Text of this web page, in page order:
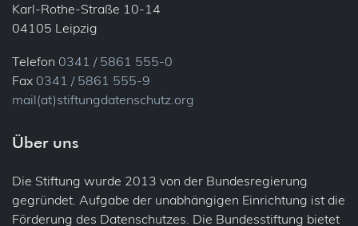
Karl-Rothe-Straße 10-14
04105 Leipzig
Telefon 0341 / 5861 555-0
Fax 0341 / 5861 555-9
mail(at)stiftungdatenschutz.org
Über uns
Die Stiftung wurde 2013 von der Bundesregierung
gegründet. Aufgabe der unabhängigen Einrichtung ist die
Förderung des Datenschutzes. Die Bundesstiftung bietet